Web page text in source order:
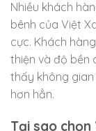
Nhiều khách
bênh của Việt
cực. Khách
thiện và độ bền
thấy không
hơn hẳn.
Tại sao chọn